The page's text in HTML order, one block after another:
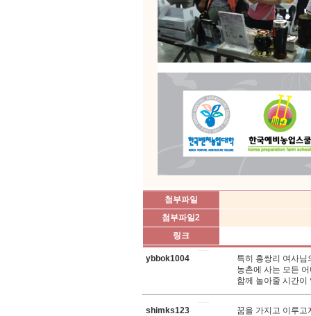
첨부파일
첨부파일2
링크
ybbok1004
특히 홍쌍리 여사님
농촌에 사는 모든
함께 놀아줄 시간이
shimks123 꿈을 가지고 이루고